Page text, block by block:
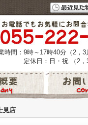
時間：9時～17時40分（2，3
定休日：日・祝 （2，
見店